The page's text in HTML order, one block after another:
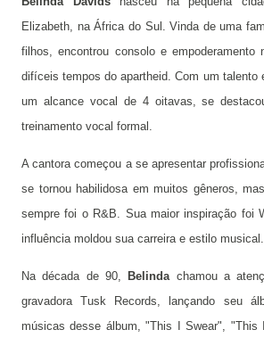
Elizabeth, na África do Sul. Vinda de uma
filhos, encontrou consolo e empoderamento
difíceis tempos do apartheid. Com um talento
um alcance vocal de 4 oitavas, se
treinamento vocal formal.
A cantora começou a se apresentar
se tornou habilidosa em muitos gêneros,
sempre foi o R&B. Sua maior inspiração foi
influência moldou sua carreira e estilo musical.
Na década de 90, Belinda chamou a
gravadora Tusk Records, lançando seu
músicas desse álbum, "This I Swear",